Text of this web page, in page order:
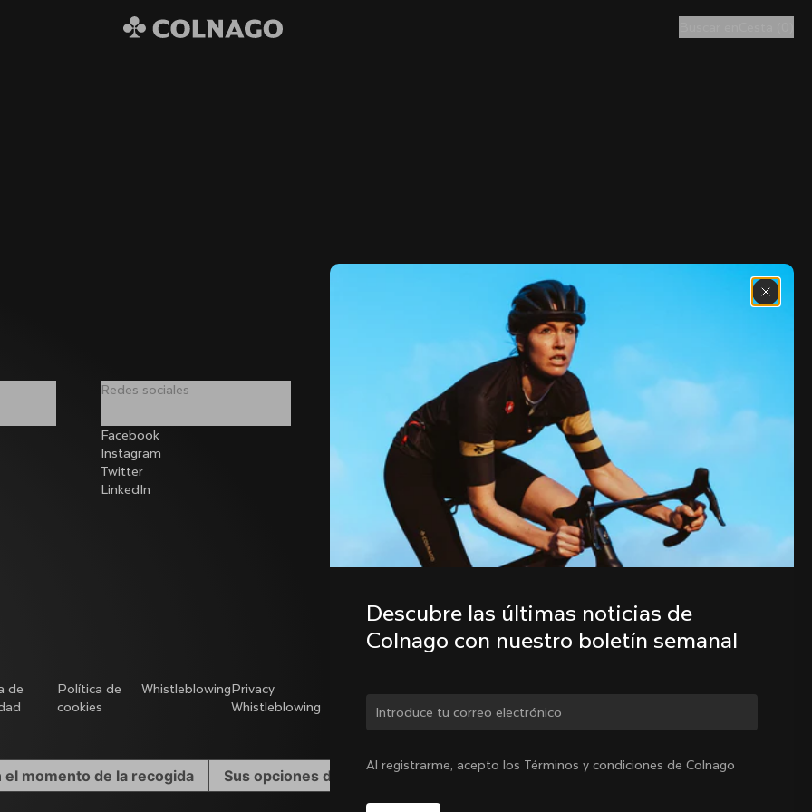
Redes sociales
Facebook
Instagram
Twitter
LinkedIn
Descubre las últimas noticias de la
familia Colnago con nuestro boletín
semanal
de
Política de
cookies
WhistleblowingPrivacy
Whistleblowing
¿Cambiar de país?
el momento de la recogida Sus opciones de privacidad
Descubre las últimas noticias de
Colnago con nuestro boletín semanal
Al registrarme, acepto los Términos y condiciones de Colnago